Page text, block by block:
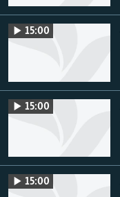
15:00
15:00
15:00